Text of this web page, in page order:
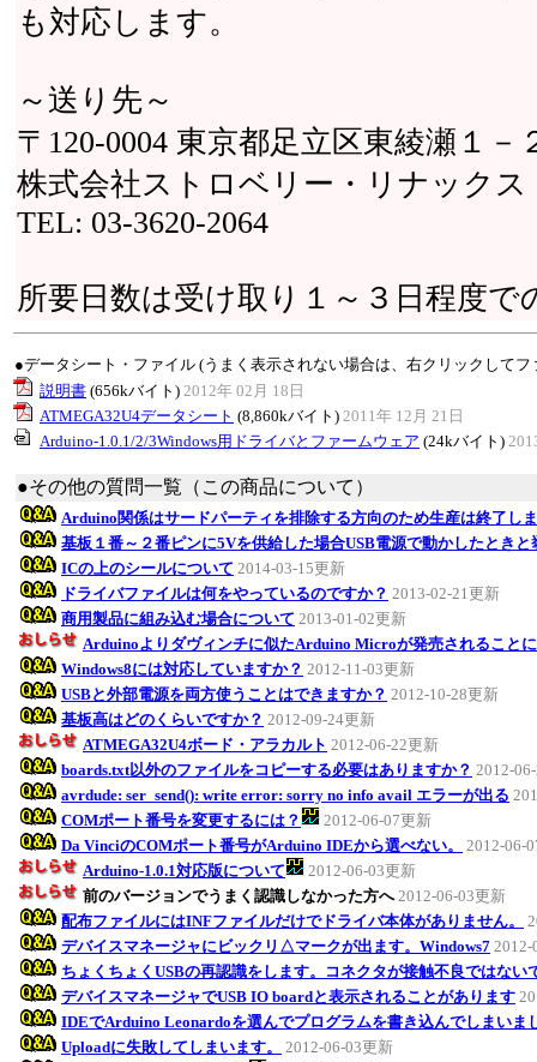
も対応します。
～送り先～
〒120-0004 東京都足立区東綾瀬１－
株式会社ストロベリー・リナック
TEL: 03-3620-2064
所要日数は受け取り１～３日程度で
●データシート・ファイル (うまく表示されない場合は、右クリックして
説明書 (656kバイト) 2012年 02月 18日
ATMEGA32U4データシート (8,860kバイト) 2011年 12月 21日
Arduino-1.0.1/2/3Windows用ドライバとファームウェア (24kバイト)
●その他の質問一覧（この商品について）
Arduino関係はサードパーティを排除する方向のため生産は終了し
基板１番～２番ピンに5Vを供給した場合USB電源で動かしたとき
ICの上のシールについて 2014-03-15更新
ドライバファイルは何をやっているのですか？ 2013-02-21更新
商用製品に組み込む場合について 2013-01-02更新
Arduinoよりダヴィンチに似たArduino Microが発売されること
Windows8には対応していますか？ 2012-11-03更新
USBと外部電源を両方使うことはできますか？ 2012-10-28更新
基板高はどのくらいですか？ 2012-09-24更新
ATMEGA32U4ボード・アラカルト 2012-06-22更新
boards.txt以外のファイルをコピーする必要はありますか？ 2012-
avrdude: ser_send(): write error: sorry no info avail エラーが出る
COMポート番号を変更するには？
2012-06-07更新
Da VinciのCOMポート番号がArduino IDEから選べない。
2012-06-
Arduino-1.0.1対応版について
2012-06-03更新
前のバージョンでうまく認識しなかった方へ 2012-06-03更新
配布ファイルにはINFファイルだけでドライバ本体がありません。
デバイスマネージャにビックリ△マークが出ます。Windows7 2012-
ちょくちょくUSBの再認識をします。コネクタが接触不良ではない
デバイスマネージャでUSB IO boardと表示されることがあります
IDEでArduino Leonardoを選んでプログラムを書き込んでしまいま
Uploadに失敗してしまいます。
2012-06-03更新